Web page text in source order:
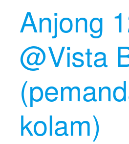
Anjong
@Vista
kolam)